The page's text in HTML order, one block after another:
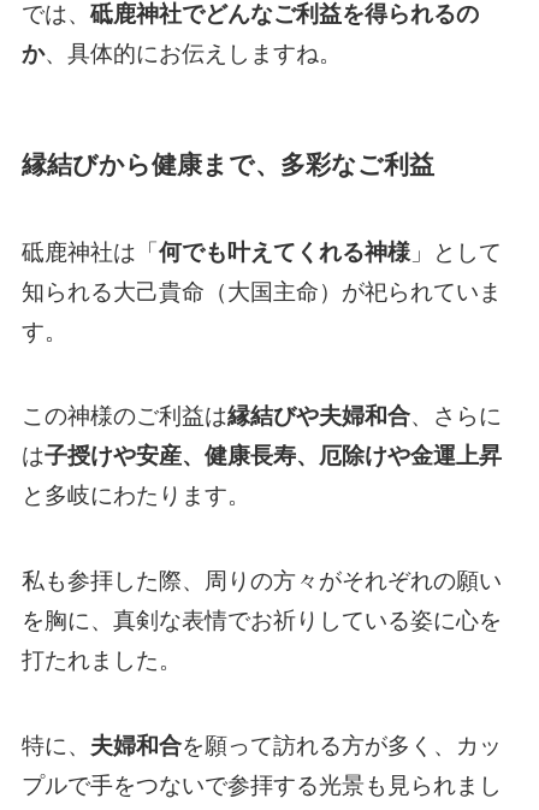
では、 砥鹿神社でどんなご利益を得られるの
か、具体的にお伝えしますね。
縁結びから健康まで、多彩なご利益
砥鹿神社は「何でも叶えてくれる神様」として
知られる大己貴命（大国主命）が祀られていま
す。
この神様のご利益は縁結びや夫婦和合、さらに
は子授けや安産、健康長寿、厄除けや金運上昇
と多岐にわたります。
私も参拝した際、周りの方々がそれぞれの願い
を胸に、真剣な表情でお祈りしている姿に心を
打たれました。
特に、 夫婦和合を願って訪れる方が多く、カッ
プルで手をつないで参拝する光景も見られまし